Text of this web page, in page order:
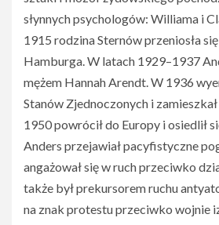
słynnych psychologów: Williama i
1915 rodzina Sternów przeniosła
Hamburga. W latach 1929–1937
mężem Hannah Arendt. W 1936
Stanów Zjednoczonych i
1950 powrócił do Europy i osiedlił
Anders przejawiał pacyfistyczne
angażował się w ruch przeciwko
także był prekursorem ruchu
na znak protestu przeciwko wojnie